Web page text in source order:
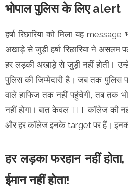
भोपाल पुलिस के लिए alert
हर्षा रिछारिया को मिला यह
अखाड़े से जुड़ी हर्षा रिछारिया ने असलम
हर लड़की अखाड़े से जुड़ी नहीं होती।
पुलिस की जिम्मेदारी है। जब तक
वाले हाफिज तक नहीं पहुंचेगी, तब तक
नहीं होगा। बात केवल TIT कॉलेज की
और हर कॉलेज इनके target पर हैं।
हर लड़का फरहान नहीं
ईमान नहीं होता!